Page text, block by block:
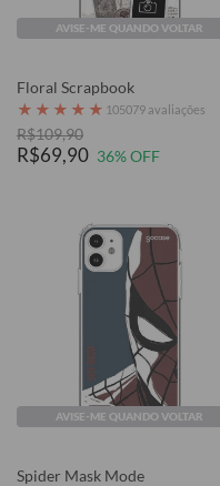
AVISE-ME QUANDO VOLTAR
Floral Scrapbook
★ ★ ★ ★ ★ 105079 avaliações
R$109,90
R$69,90 36% OFF
AVISE-ME QUANDO VOLTAR
Spider Mask Mode